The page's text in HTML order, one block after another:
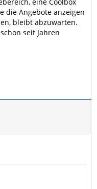
die Angebote anzeigen
bleibt abzuwarten.
seit Jahren